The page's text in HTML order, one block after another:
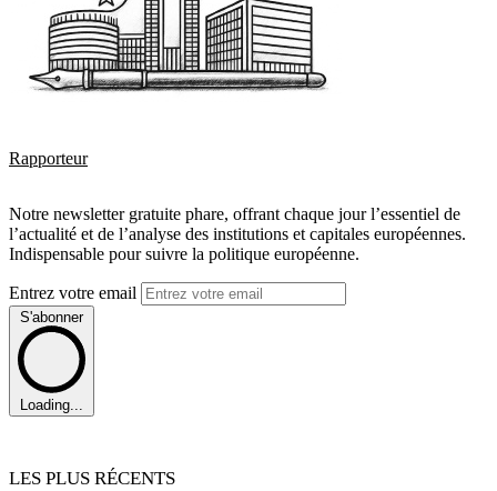
Rapporteur
Notre newsletter gratuite phare, offrant chaque jour l’essentiel de
l’actualité et de l’analyse des institutions et capitales européennes.
Indispensable pour suivre la politique européenne.
Entrez votre email
S'abonner
Loading...
LES PLUS RÉCENTS